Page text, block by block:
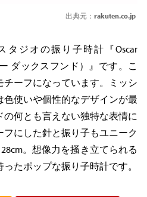
出典元： rakuten.co.jp
タジオの振り子時計『Oscar
ダックスフンド）』です。こ
ーフになっています。ミッシ
色使いや個性的なデザインが最
何とも言えない独特な表情に
にした針と振り子もユニーク
。想像力を掻き立てられる
たポップな振り子時計です。